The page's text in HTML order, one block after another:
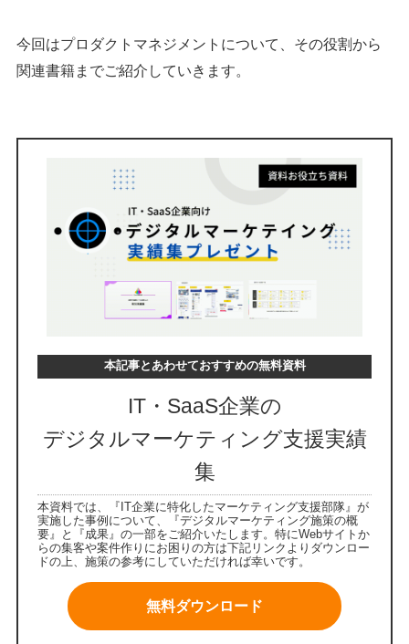
今回はプロダクトマネジメントについて、その役割から
関連書籍までご紹介していきます。
本記事とあわせておすすめの無料資料
IT・SaaS企業の
デジタルマーケティング支援実績
集
本資料では、『IT企業に特化したマーケティング支援部隊』が
実施した事例について、『デジタルマーケティング施策の概
要』と『成果』の一部をご紹介いたします。特にWebサイトか
らの集客や案件作りにお困りの方は下記リンクよりダウンロー
ドの上、施策の参考にしていただければ幸いです。
無料ダウンロード